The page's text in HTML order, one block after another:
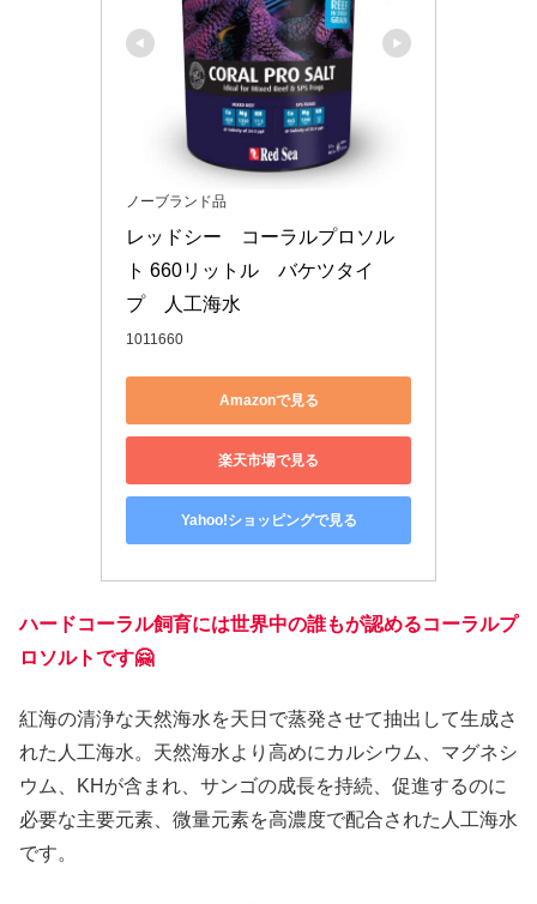
ノーブランド品
レッドシー　コーラルプロソル
ト 660リットル　バケツタイ
プ　人工海水
1011660
Amazonで見る
楽天市場で見る
Yahoo!ショッピングで見る
ハードコーラル飼育には世界中の誰もが認めるコーラルプ
ロソルトです🤗
紅海の清浄な天然海水を天日で蒸発させて抽出して生成さ
れた人工海水。天然海水より高めにカルシウム、マグネシ
ウム、KHが含まれ、サンゴの成長を持続、促進するのに
必要な主要元素、微量元素を高濃度で配合された人工海水
です。